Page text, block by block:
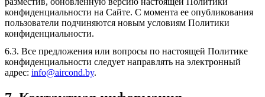
конфиденциальности на Сайте. С момента ее опубликования
пользователи подчиняются новым условиям Политики
конфиденциальности.
6.3. Все предложения или вопросы по настоящей Политике
конфиденциальности следует направлять на электронный
адрес: info@aircond.by.